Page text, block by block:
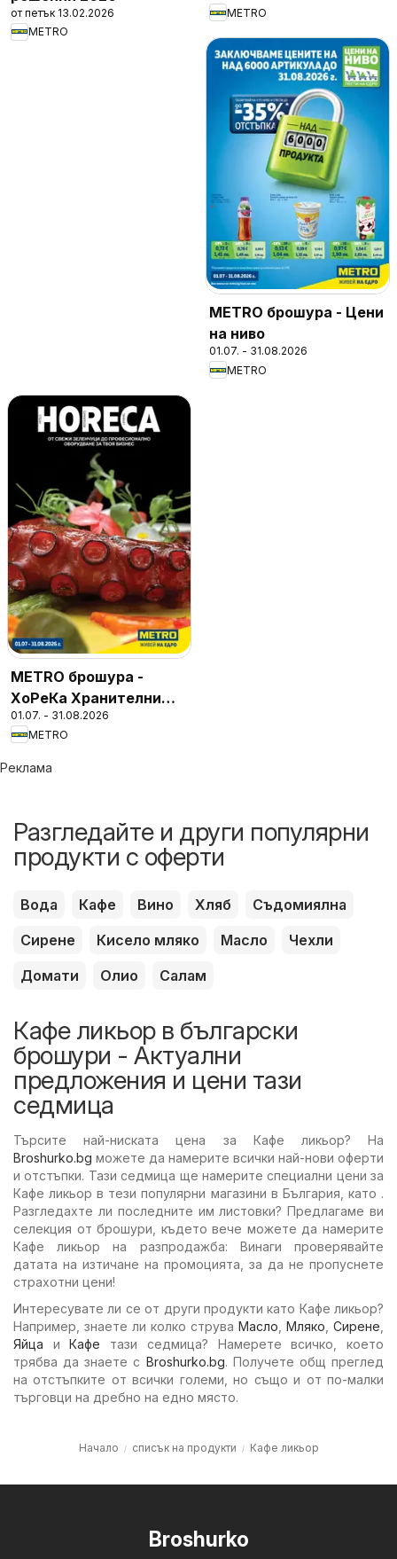
от петък 13.02.2026
METRO
METRO
METRO брошура - Цени
на ниво
01.07. - 31.08.2026
METRO
METRO брошура -
ХоРеКа Хранителни
стоки
01.07. - 31.08.2026
METRO
Реклама
Разгледайте и други популярни
продукти с оферти
Вода Кафе Вино Хляб
Съдомиялна
Сирене
Кисело мляко Масло
Чехли
Домати
Олио Салам
Кафе ликьор в български
брошури - Актуални
предложения и цени тази
седмица
Търсите най-ниската цена за Кафе ликьор? На
Broshurko.bg можете да намерите всички най-нови оферти
и отстъпки. Тази седмица ще намерите специални цени за
Кафе ликьор в тези популярни магазини в България, като .
Разгледахте ли последните им листовки? Предлагаме ви
селекция от брошури, където вече можете да намерите
Кафе ликьор на разпродажба: Винаги проверявайте
датата на изтичане на промоцията, за да не пропуснете
страхотни цени!
Интересувате ли се от други продукти като Кафе ликьор?
Например, знаете ли колко струва Масло Мляко Сирене
Яйца иКафе тази седмица? Намерете всичко, което
трябва да знаете с Broshurko.bg. Получете общ преглед
на отстъпките от всички големи, но също и от по-малки
търговци на дребно на едно място.
Начало списък на продукти Кафе ликьор
Broshurko